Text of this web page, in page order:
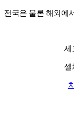
전국은 물론 해외에
세
셀